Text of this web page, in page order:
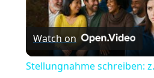
Watch on
Stellungnahme schreiben: